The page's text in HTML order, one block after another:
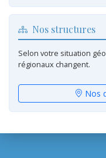
Nos structures
Selon votre situation
régionaux changent.
Nos